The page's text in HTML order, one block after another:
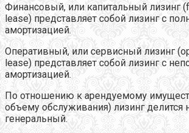
Финансовый, или капитальный лизинг
lease) представляет собой лизинг с
амортизацией.
Оперативный, или сервисный лизинг
lease) представляет собой лизинг с
амортизацией.
По отношению к арендуемому
объему обслуживания) лизинг делится
генеральный.